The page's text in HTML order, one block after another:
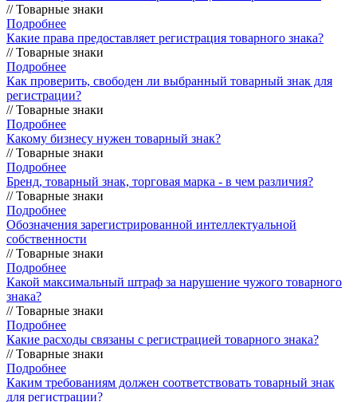
// Товарные знаки
Подробнее
Какие права предоставляет регистрация товарного знака?
// Товарные знаки
Подробнее
Как проверить, свободен ли выбранный товарный знак для
регистрации?
// Товарные знаки
Подробнее
Какому бизнесу нужен товарный знак?
// Товарные знаки
Подробнее
Бренд, товарный знак, торговая марка - в чем различия?
// Товарные знаки
Подробнее
Обозначения зарегистрированной интеллектуальной
собственности
// Товарные знаки
Подробнее
Какой максимальный штраф за нарушение чужого товарного
знака?
// Товарные знаки
Подробнее
Какие расходы связаны с регистрацией товарного знака?
// Товарные знаки
Подробнее
Каким требованиям должен соответствовать товарный знак
для регистрации?